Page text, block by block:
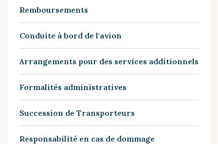
Remboursements
Conduite à bord de l'avion
Arrangements pour des services additionnels
Formalités administratives
Succession de Transporteurs
Responsabilité en cas de dommage